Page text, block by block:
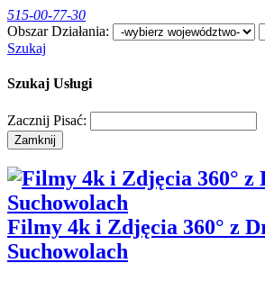
515-00-77-30
Obszar Działania:
Szukaj
Szukaj Usługi
Zacznij Pisać:
Zamknij
​Filmy 4k i Zdjęcia 360° z
Suchowolach